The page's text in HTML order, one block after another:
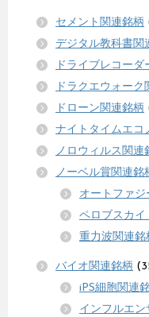
セメント関連銘柄
デジタル教科書関
ドライブレコーダ
ドラクエウォーク
ドローン関連銘柄
ナイトタイムエコ
ノロウィルス関連
ノーベル賞関連銘
オートファジ
ペロブスカイ
重力波関連銘
バイオ関連銘柄
iPS細胞関連
インフルエン